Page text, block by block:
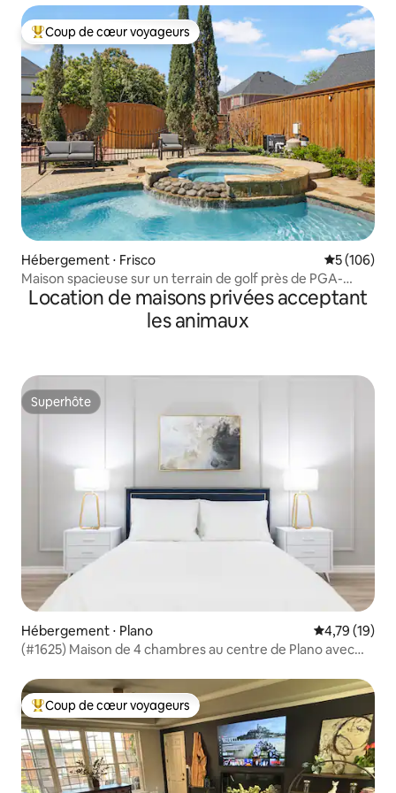
Coups de cœur voyageurs les plus appréciés
Coup de cœur voyageurs
Hébergement ⋅ Frisco Évaluation
5 (106)
Maison spacieuse sur un terrain de golf près de PGA-
UNIVERSAL
Location de maisons privées acceptant
les animaux
Superhôte
Superhôte
Hébergement ⋅ Plano Évaluation
4,79 (19)
(#1625) Maison de 4 chambres au centre de Plano avec
Coups de cœur voyageurs les plus appréciés
Coup de cœur voyageurs